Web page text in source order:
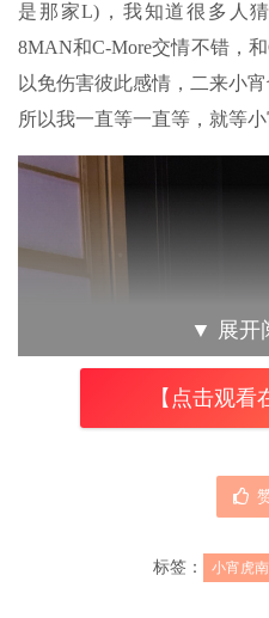
是那家L)，我知道很多人
8MAN和C-More交情不错，
以免伤害彼此感情，二来小
所以我一直等一直等，就等
▼ 展开
【点击观看
标签： 小宵虎